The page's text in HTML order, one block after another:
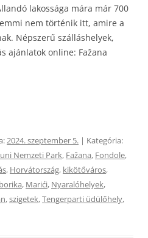
lakossága mára már 700
nem történik itt, amire a
Népszerű szálláshelyek,
ajánlatok online: Fažana
2024. szeptember 5. | Kategória:
Nemzeti Park, Fažana, Fondole,
, Horvátország, kikötőváros,
, Marići, Nyaralóhelyek,
,szigetek,Tengerparti üdülőhely,